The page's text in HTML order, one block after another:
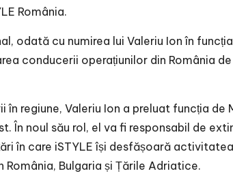
România.
odată cu numirea lui Valeriu Ion în
conducerii operațiunilor din România
regiune, Valeriu Ion a preluat funcția de
În noul său rol, el va fi responsabil de
în care iSTYLE își desfășoară
Bulgaria și Țările Adriatice.